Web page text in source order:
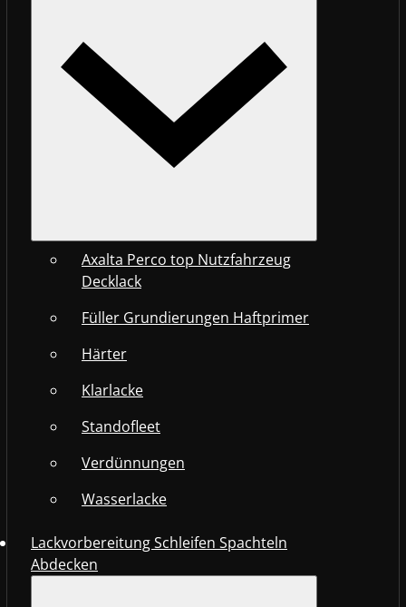
Axalta Perco top Nutzfahrzeug
Decklack
Füller Grundierungen Haftprimer
Härter
Klarlacke
Standofleet
Verdünnungen
Wasserlacke
Lackvorbereitung Schleifen Spachteln
Abdecken